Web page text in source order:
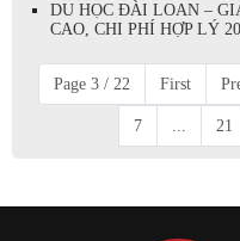
DU HỌC ĐÀI LOAN –
CAO, CHI PHÍ HỢP LÝ
Page 3 / 22 First
7 ... 21